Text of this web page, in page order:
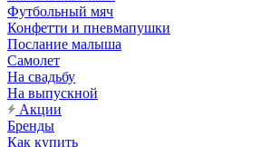
Футбольный мяч
Конфетти и пневмапушки
Послание малыша
Самолет
На свадьбу
На выпускной
Акции
Бренды
Как купить